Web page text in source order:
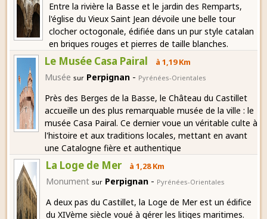
Entre la rivière la Basse et le jardin des Remparts,
l'église du Vieux Saint Jean dévoile une belle tour
clocher octogonale, édifiée dans un pur style catalan
en briques rouges et pierres de taille blanches.
Le Musée Casa Pairal à 1,19 Km
Musée sur Perpignan - Pyrénées-Orientales
Près des Berges de la Basse, le Château du Castillet
accueille un des plus remarquable musée de la ville : le
musée Casa Pairal. Ce dernier voue un véritable culte à
l'histoire et aux traditions locales, mettant en avant
une Catalogne fière et authentique
La Loge de Mer à 1,28 Km
Monument sur Perpignan - Pyrénées-Orientales
A deux pas du Castillet, la Loge de Mer est un édifice
du XIVème siècle voué à gérer les litiges maritimes.